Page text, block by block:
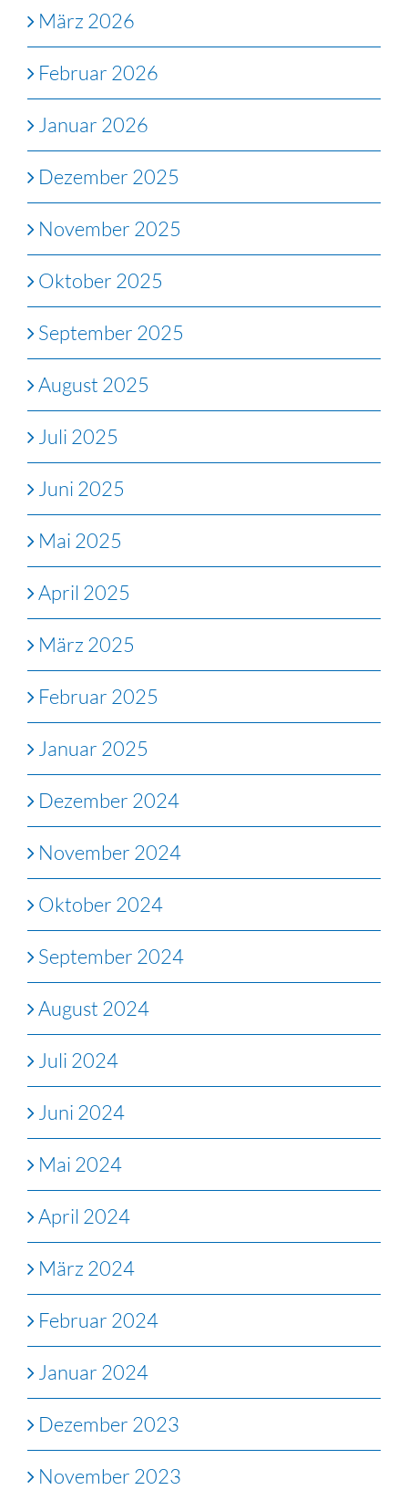
März 2026
Februar 2026
Januar 2026
Dezember 2025
November 2025
Oktober 2025
September 2025
August 2025
Juli 2025
Juni 2025
Mai 2025
April 2025
März 2025
Februar 2025
Januar 2025
Dezember 2024
November 2024
Oktober 2024
September 2024
August 2024
Juli 2024
Juni 2024
Mai 2024
April 2024
März 2024
Februar 2024
Januar 2024
Dezember 2023
November 2023